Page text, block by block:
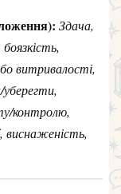
Здача,
витривалості,
контролю,
виснаженість,